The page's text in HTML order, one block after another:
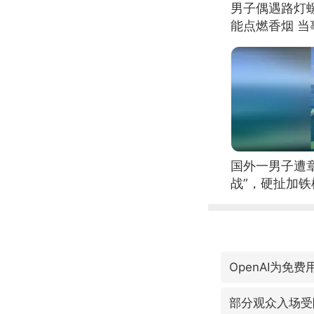
男子偶遇路灯
能点燃香烟 当
国外一男子遭
战”，硬扯加
OpenAI为免费
部分观众入场